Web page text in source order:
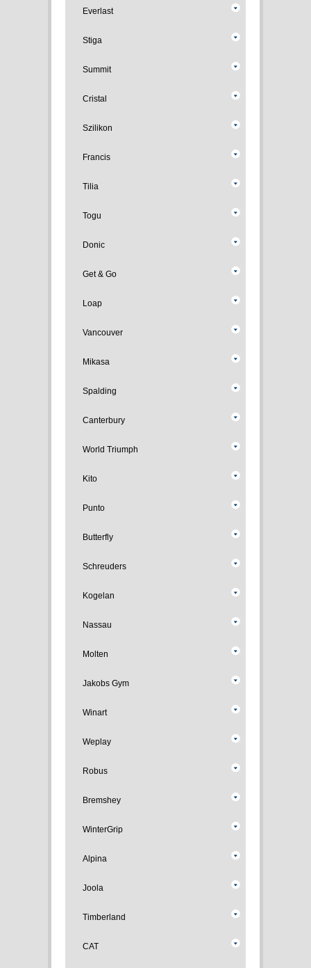
Everlast
Stiga
Summit
Cristal
Szilikon
Francis
Tilia
Togu
Donic
Get & Go
Loap
Vancouver
Mikasa
Spalding
Canterbury
World Triumph
Kito
Punto
Butterfly
Schreuders
Kogelan
Nassau
Molten
Jakobs Gym
Winart
Weplay
Robus
Bremshey
WinterGrip
Alpina
Joola
Timberland
CAT